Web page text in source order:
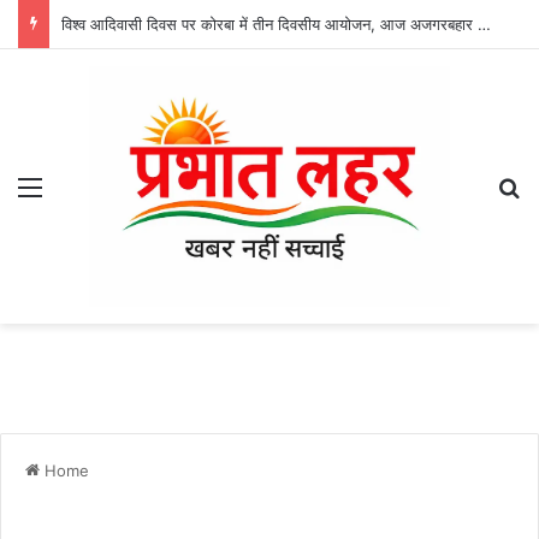
विश्व आदिवासी दिवस पर कोरबा में तीन दिवसीय आयोजन, आज अजगरबहार में लगेगा निशुल्क चिकित्सा शिविर
Menu
Home